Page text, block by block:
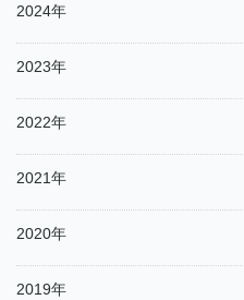
2024年
2023年
2022年
2021年
2020年
2019年